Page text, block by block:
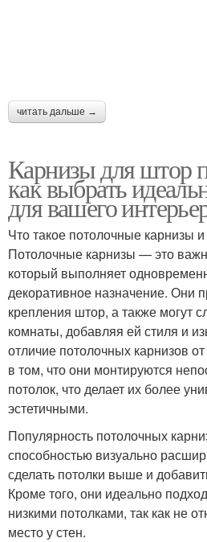
читать дальше →
Карнизы для штор
как выбрать
для вашего
Что такое потолочные карнизы
Потолочные карнизы — это
который выполняет
декоративное назначение. Они
крепления штор, а также могут
комнаты, добавляя ей стиля и
отличие потолочных карнизов
в том, что они монтируются
потолок, что делает их более
эстетичными.
Популярность потолочных
способностью визуально
сделать потолки выше и
Кроме того, они идеально
низкими потолками, так как не
место у стен.